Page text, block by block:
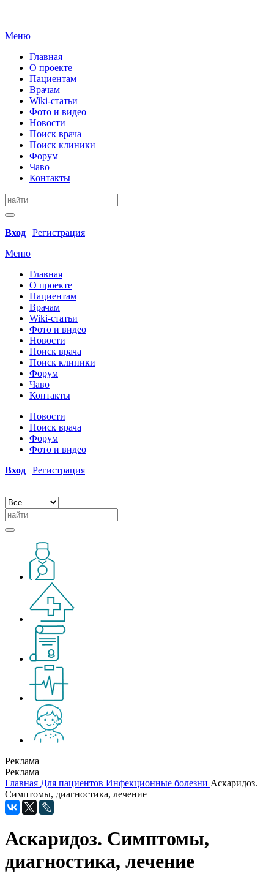
Меню
Главная
О проекте
Пациентам
Врачам
Wiki-статьи
Фото и видео
Новости
Поиск врача
Поиск клиники
Форум
Чаво
Контакты
Вход | Регистрация
Меню
Главная
О проекте
Пациентам
Врачам
Wiki-статьи
Фото и видео
Новости
Поиск врача
Поиск клиники
Форум
Чаво
Контакты
Новости
Поиск врача
Форум
Фото и видео
Вход | Регистрация
Реклама
Реклама
Главная Для пациентов Инфекционные болезни Аскаридоз.
Симптомы, диагностика, лечение
Аскаридоз. Симптомы,
диагностика, лечение